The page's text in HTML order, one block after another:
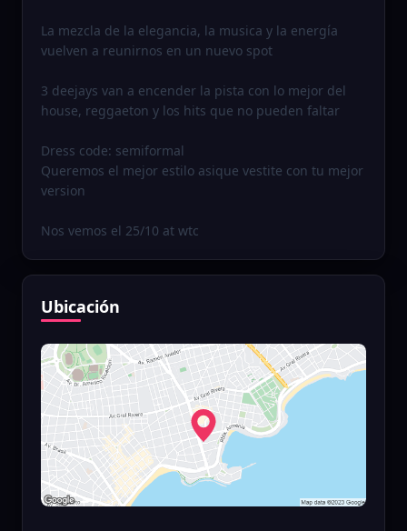
La mezcla de la elegancia, la musica y la energía
vuelven a reunirnos en un nuevo spot
3 deejays van a encender la pista con lo mejor del
house, reggaeton y los hits que no pueden faltar
Dress code: semiformal
Queremos el mejor estilo asique vestite con tu mejor
version
Nos vemos el 25/10 at wtc
Ubicación